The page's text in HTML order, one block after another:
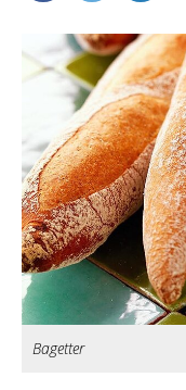
Bagetter